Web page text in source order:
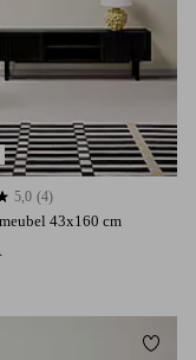
43x160 cm
van 4 beoordelingen
5,0 (4)